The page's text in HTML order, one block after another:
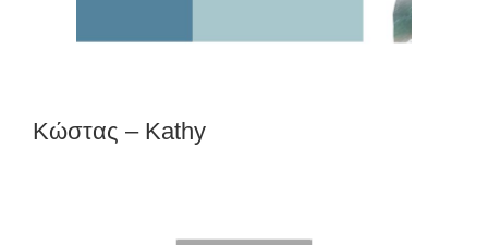
Κώστας – Kathy